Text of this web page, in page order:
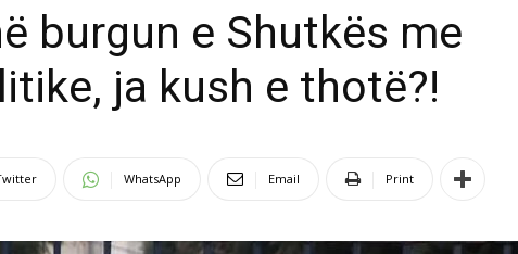
burgun e Shutkës me
ja kush e thotë?!
WhatsApp Email Print